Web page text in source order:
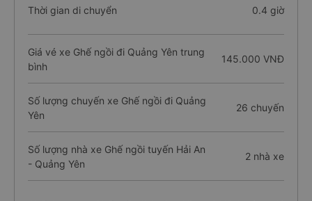
Thời gian di chuyển 0.4 giờ
Giá vé xe Ghế ngồi đi Quảng Yên trung
bình
145.000 VNĐ
Số lượng chuyến xe Ghế ngồi đi Quảng
Yên
26 chuyến
Số lượng nhà xe Ghế ngồi tuyến Hải An
- Quảng Yên
2 nhà xe